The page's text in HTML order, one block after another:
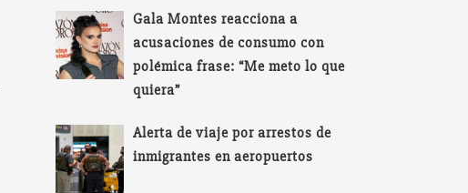
Gala Montes reacciona a
acusaciones de consumo con
polémica frase: “Me meto lo que
quiera”
Alerta de viaje por arrestos de
inmigrantes en aeropuertos